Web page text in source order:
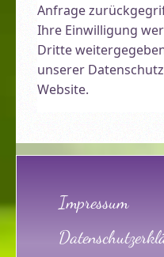
Impressum
Anfrage
Ihre Einwilligung
Dritte
unserer
Website.